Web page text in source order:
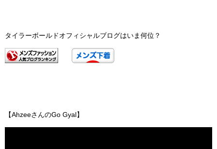
タイラーボールドオフィシャルブログはいま何位？
【AhzeeさんのGo Gyal】